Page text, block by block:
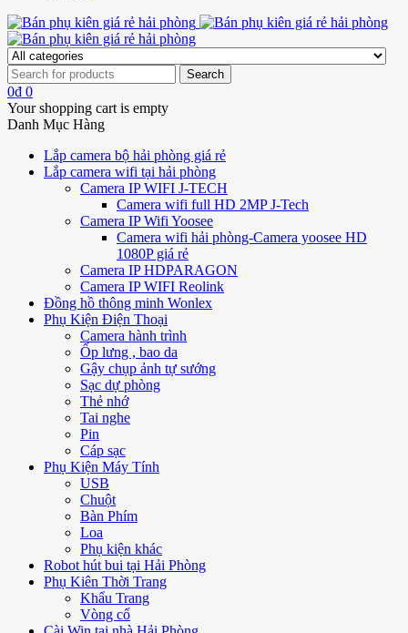
0₫ 0
Your shopping cart is empty
Danh Mục Hàng
Lắp camera bộ hải phòng giá rẻ
Lắp camera wifi tại hải phòng
Camera IP WIFI J-TECH
Camera wifi full HD 2MP J-Tech
Camera IP Wifi Yoosee
Camera wifi hải phòng-Camera yoosee HD
1080P giá rẻ
Camera IP HDPARAGON
Camera IP WIFI Reolink
Đồng hồ thông minh Wonlex
Phụ Kiện Điện Thoại
Camera hành trình
Ốp lưng , bao da
Gậy chụp ảnh tự sướng
Sạc dự phòng
Thẻ nhớ
Tai nghe
Pin
Cáp sạc
Phụ Kiện Máy Tính
USB
Chuột
Bàn Phím
Loa
Phụ kiện khác
Robot hút bui tại Hải Phòng
Phụ Kiên Thời Trang
Khẩu Trang
Vòng cổ